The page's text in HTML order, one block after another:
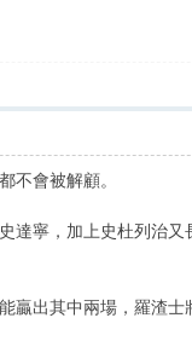
不會被解顧。
達寧，加上史杜列治
贏出其中兩場，羅渣